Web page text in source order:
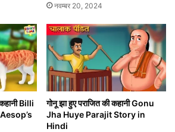
नवम्बर 20, 2024
Billi
गोनू झा हुए पराजित की कहानी Gonu
Jha Huye Parajit Story in
Hindi